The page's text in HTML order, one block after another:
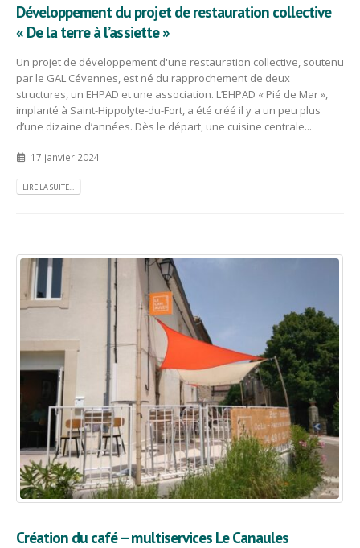
Développement du projet de restauration collective
« De la terre à l’assiette »
Un projet de développement d'une restauration collective, soutenu
par le GAL Cévennes, est né du rapprochement de deux
structures, un EHPAD et une association. L’EHPAD « Pié de Mar »,
implanté à Saint-Hippolyte-du-Fort, a été créé il y a un peu plus
d’une dizaine d’années. Dès le départ, une cuisine centrale...
17 janvier 2024
LIRE LA SUITE...
Création du café – multiservices Le Canaules